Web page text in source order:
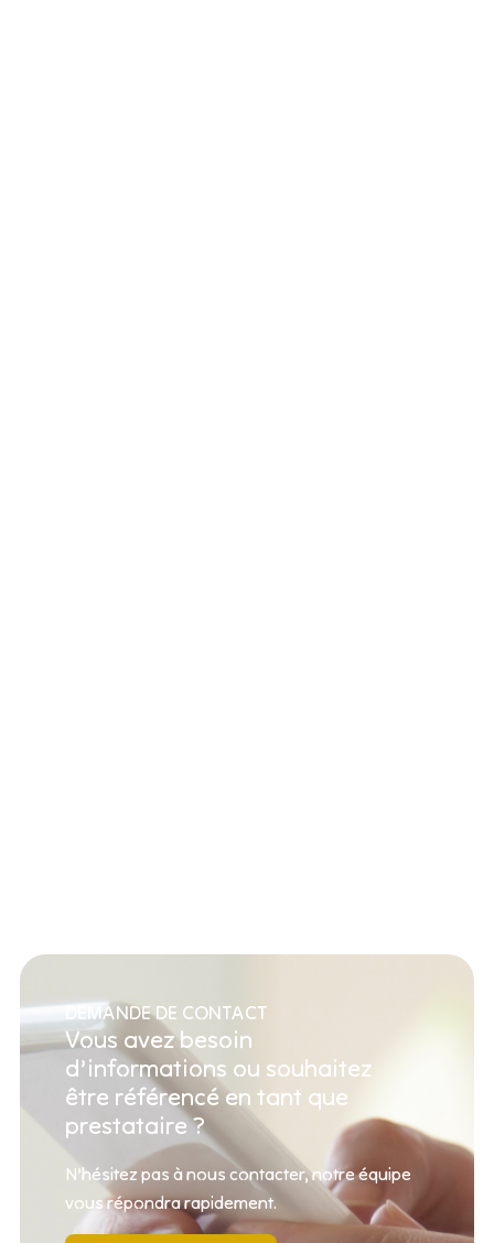
DEMANDE DE CONTACT
Vous avez besoin
d’informations ou souhaitez
être référencé en tant que
prestataire ?
N’hésitez pas à nous contacter, notre équipe
vous répondra rapidement.